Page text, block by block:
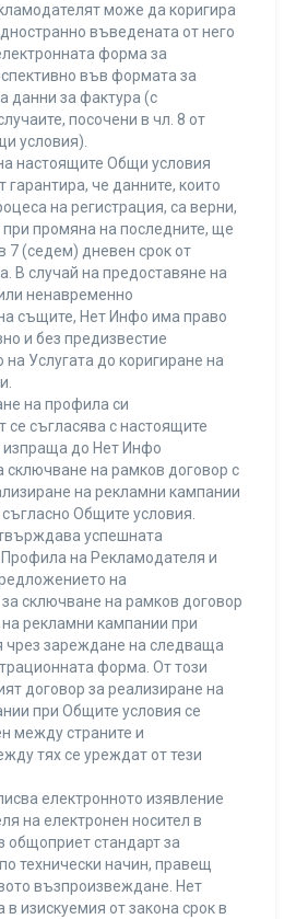
може да коригира
въведената от него
форма за
във формата за
данни за фактура (с
посочени в чл. 8 от
условия).
настоящите Общи условия
гарантира, че данните, които
на регистрация, са верни,
промяна на последните, ще
7 (седем) дневен срок от
В случай на предоставяне на
ненавременно
същите, Нет Инфо има право
и без предизвестие
на Услугата до коригиране на
на профила си
се съгласява с настоящите
до Нет Инфо
сключване на рамков договор с
на рекламни кампании
съгласно Общите условия.
успешната
на Рекламодателя и
на
сключване на рамков договор
рекламни кампании при
чрез зареждане на следваща
форма. От този
договор за реализиране на
при Общите условия се
между страните и
тях се уреждат от тези
електронното изявление
на електронен носител в
общоприет стандарт за
технически начин, правещ
възпроизвеждане. Нет
изискуемия от закона срок в